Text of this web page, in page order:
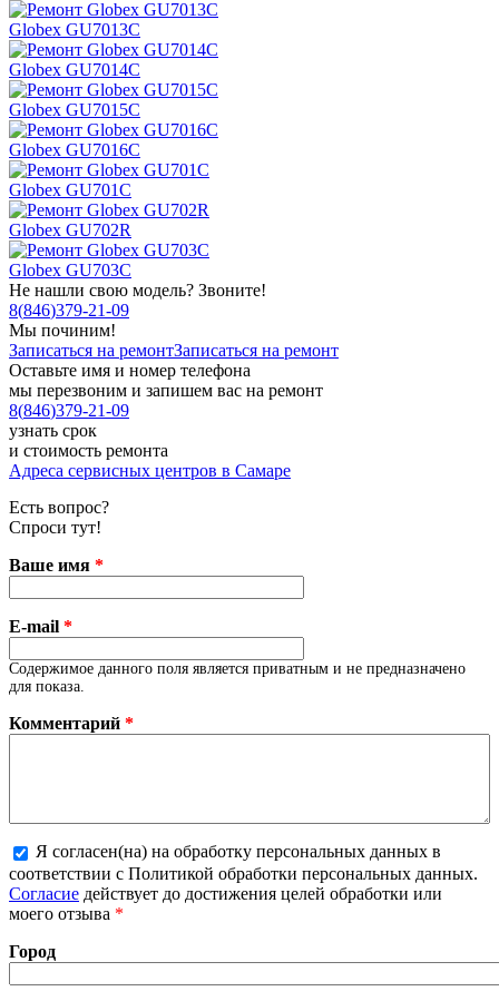
Globex GU7013C
Globex GU7014C
Globex GU7015C
Globex GU7016C
Globex GU701C
Globex GU702R
Globex GU703C
Не нашли свою модель? Звоните!
8(846)379-21-09
Мы починим!
Записаться на ремонтЗаписаться на ремонт
Оставьте имя и номер телефона
мы перезвоним и запишем вас на ремонт
8(846)379-21-09
узнать срок
и стоимость ремонта
Адреса сервисных центров в Самаре
Есть вопрос?
Спроси тут!
Ваше имя *
E-mail *
Содержимое данного поля является приватным и не предназначено
для показа.
Комментарий *
Более подробная информация о текстовых
форматах
Я согласен(на) на обработку персональных данных в
соответствии с Политикой обработки персональных данных.
Согласие действует до достижения целей обработки или
моего отзыва *
Город